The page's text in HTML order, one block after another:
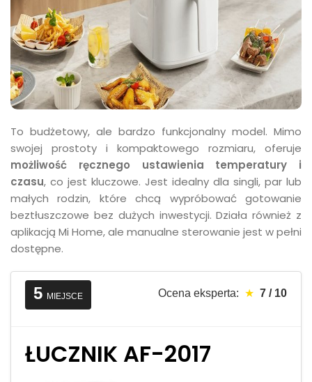
To budżetowy, ale bardzo funkcjonalny model. Mimo
swojej prostoty i kompaktowego rozmiaru, oferuje
możliwość ręcznego ustawienia temperatury i
czasu, co jest kluczowe. Jest idealny dla singli, par lub
małych rodzin, które chcą wypróbować gotowanie
beztłuszczowe bez dużych inwestycji. Działa również z
aplikacją Mi Home, ale manualne sterowanie jest w pełni
dostępne.
5 MIEJSCE Ocena eksperta: ★ 7 / 10
ŁUCZNIK AF-2017